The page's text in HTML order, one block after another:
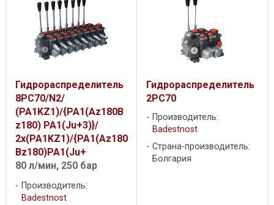
Гидрораспределитель
8PC70/N2/
(PA1KZ1)/{PA1(Az180B
z180) PA1(Ju+3)}/
2x(PA1KZ1)/{PA1(Az180
Bz180)PA1(Ju+
80 л/мин, 250 бар
Производитель:
Badestnost
Гидрораспределитель
2PC70
Производитель:
Badestnost
Страна-производитель:
Болгария